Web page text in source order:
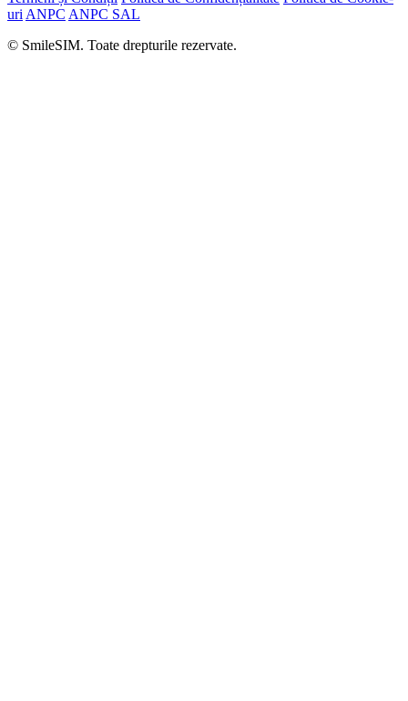
uri ANPC ANPC SAL
© SmileSIM. Toate drepturile rezervate.